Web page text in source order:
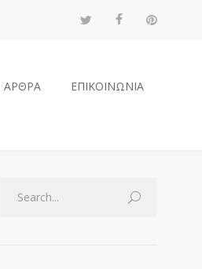
ΑΡΘΡΑ ΕΠΙΚΟΙΝΩΝΙΑ